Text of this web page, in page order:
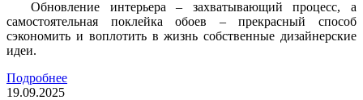
Обновление интерьера – захватывающий процесс, а
самостоятельная поклейка обоев – прекрасный способ
сэкономить и воплотить в жизнь собственные дизайнерские
идеи.
Подробнее
19.09.2025